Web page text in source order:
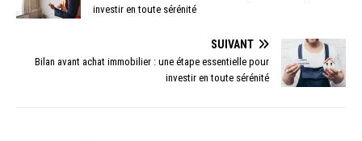
investir en toute sérénité
SUIVANT
Bilan avant achat immobilier : une étape essentielle pour
investir en toute sérénité